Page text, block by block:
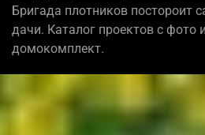
Бригада плотников постороит
дачи. Каталог проектов с фото
домокомплект.